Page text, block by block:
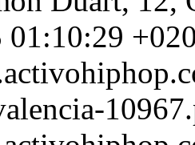
01:10:29